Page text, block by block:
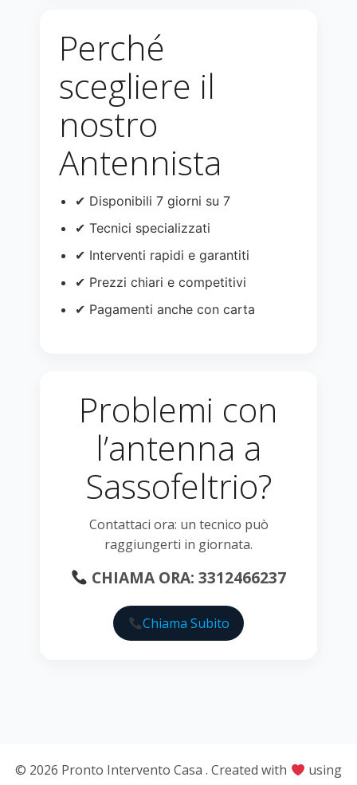
Perché
scegliere il
nostro
Antennista
✔ Disponibili 7 giorni su 7
✔ Tecnici specializzati
✔ Interventi rapidi e garantiti
✔ Prezzi chiari e competitivi
✔ Pagamenti anche con carta
Problemi con
l’antenna a
Sassofeltrio?
Contattaci ora: un tecnico può
raggiungerti in giornata.
CHIAMA ORA: 3312466237
Chiama Subito
© 2026 Pronto Intervento Casa . Created with
using